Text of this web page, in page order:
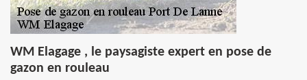
WM Elagage , le paysagiste expert en pose de
gazon en rouleau